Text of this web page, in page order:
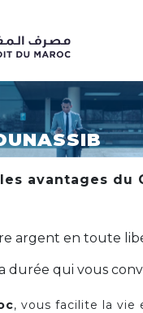
avantages du
argent en toute
durée qui vous
, vous facilite la vie